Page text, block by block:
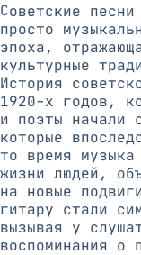
Советские
просто
эпоха,
культурные
История
1920-х годов,
и поэты начали
которые
то время
жизни людей,
на новые
гитару стали
вызывая у
воспоминания о